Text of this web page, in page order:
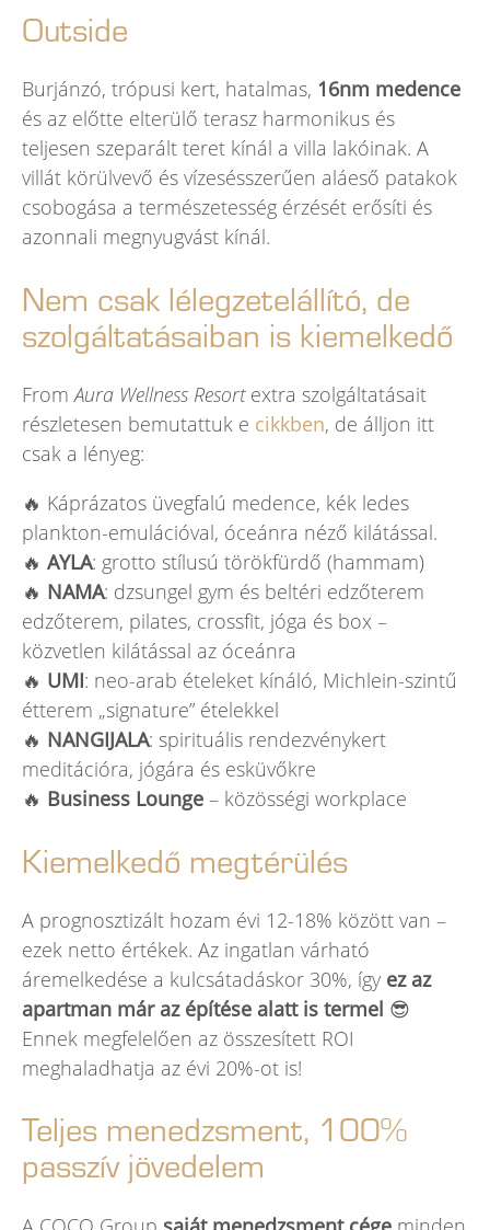
ROI (annual return on investment)
yrs
total return
£K
price / sqm
leasehold duration
£K
Outside
Burjánzó, trópusi kert, hatalmas, 16nm medence
és az előtte elterülő terasz harmonikus és
teljesen szeparált teret kínál a villa lakóinak. A
villát körülvevő és vízesésszerűen aláeső patakok
csobogása a természetesség érzését erősíti és
azonnali megnyugvást kínál.
Nem csak lélegzetelállító, de
szolgáltatásaiban is kiemelkedő
FromAura Wellness Resortextra szolgáltatásait
részletesen bemutattuk e cikkben, de álljon itt
csak a lényeg:
🔥 Káprázatos üvegfalú medence, kék ledes
plankton-emulációval, óceánra néző kilátással.
🔥 AYLA: grotto stílusú törökfürdő (hammam)
🔥 NAMA: dzsungel gym és beltéri edzőterem
edzőterem, pilates, crossfit, jóga és box –
közvetlen kilátással az óceánra
🔥 UMI: neo-arab ételeket kínáló, Michlein-szintű
étterem „signature” ételekkel
🔥 NANGIJALA: spirituális rendezvénykert
meditációra, jógára és esküvőkre
🔥 Business Lounge – közösségi workplace
Kiemelkedő megtérülés
A prognosztizált hozam évi 12-18% között van –
ezek netto értékek. Az ingatlan várható
áremelkedése a kulcsátadáskor 30%, így ez az
apartman már az építése alatt is termel 😎
Ennek megfelelően az összesített ROI
meghaladhatja az évi 20%-ot is!
Teljes menedzsment, 100%
passzív jövedelem